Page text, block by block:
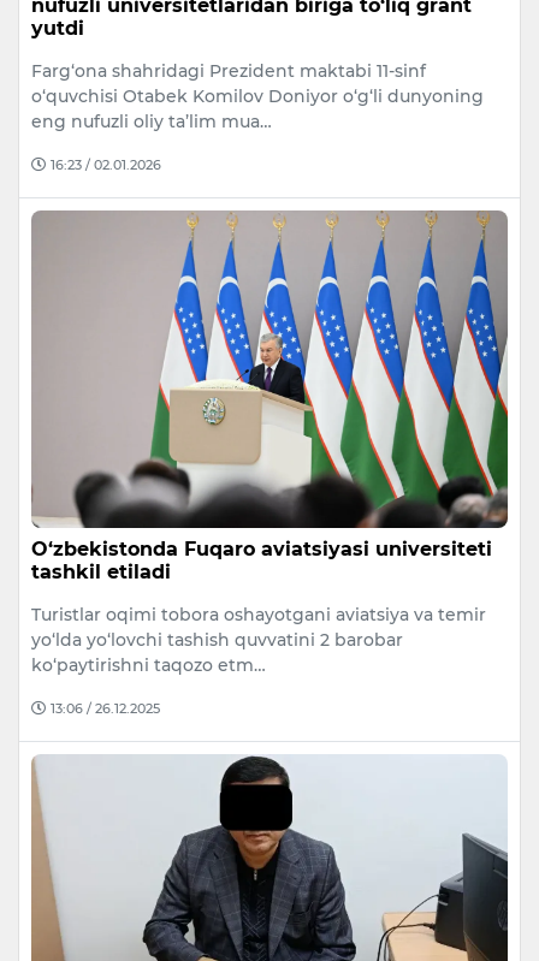
nufuzli universitetlaridan biriga to‘liq grant
yutdi
Farg‘ona shahridagi Prezident maktabi 11-sinf
o‘quvchisi Otabek Komilov Doniyor o‘g‘li dunyoning
eng nufuzli oliy ta’lim mua…
16:23 / 02.01.2026
O‘zbekistonda Fuqaro aviatsiyasi universiteti
tashkil etiladi
Turistlar oqimi tobora oshayotgani aviatsiya va temir
yo‘lda yo‘lovchi tashish quvvatini 2 barobar
ko‘paytirishni taqozo etm…
13:06 / 26.12.2025